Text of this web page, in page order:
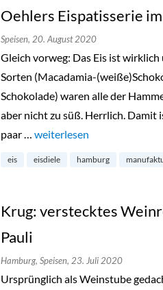
Oehlers Eispatisserie
Speisen, 20. August 2020
Gleich vorweg: Das Eis ist
Sorten (Macadamia-
Schokolade) waren alle der
aber nicht zu süß. Herrlich. Damit
paar … „Oehlers Eispatisserie im
weiterlesen
eis eisdiele hamburg
Krug: verstecktes
Pauli
Hamburg, Speisen, 23. Juli 2020
Ursprünglich als Weinstube